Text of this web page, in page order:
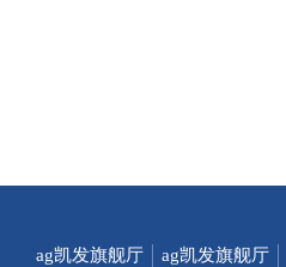
ag凯发旗舰厅
ag凯发旗舰厅